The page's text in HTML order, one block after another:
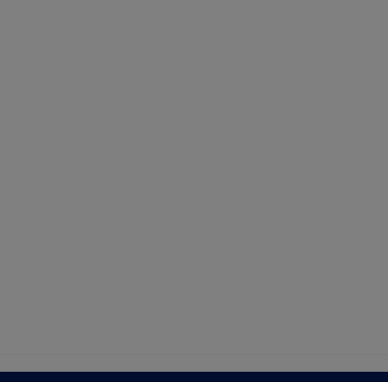
Búscanos en YouTube como @MNdelGolfoTV